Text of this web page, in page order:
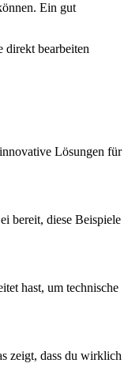
Ein gut
direkt bearbeiten
Lösungen für
bereit, diese Beispiele
hast, um technische
zeigt, dass du wirklich